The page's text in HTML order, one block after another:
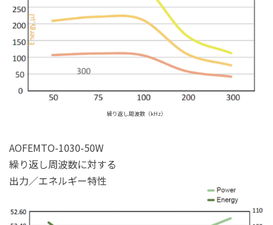
繰り返し周波数（kHz）
AOFEMTO-1030-50W
繰り返し周波数に対する
出力／エネルギー特性